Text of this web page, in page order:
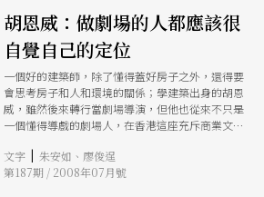
胡恩威：做劇場的人都應該很
自覺自己的定位
一個好的建築師，除了懂得蓋好房子之外，還得要
會思考房子和人和環境的關係；學建築出身的胡恩
威，雖然後來轉行當劇場導演，但他也從來不只是
一個懂得導戲的劇場人，在香港這座充斥商業文化
教育與歷史等冷硬主題，為公共議題發聲的知識分
子。 今年台北藝術節，將要同時上演胡恩威的兩
文字 | 朱安如、廖俊逞
第187期 / 2008年07月號